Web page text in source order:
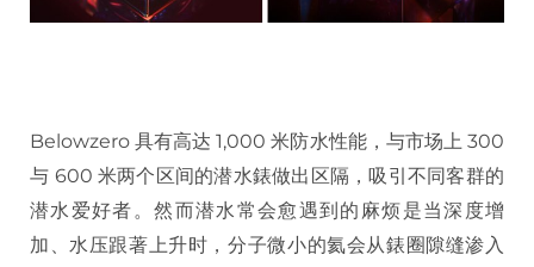
Belowzero 具有高达 1,000 米防水性能，与市场上 300
与 600 米两个区间的潜水錶做出区隔，吸引不同客群的
潜水爱好者。然而潜水常会愈遇到的麻烦是当深度增
加、水压跟著上升时，分子微小的氦会从錶圈隙缝渗入